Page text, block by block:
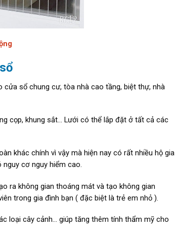
sổ chung cư, tòa nhà cao tầng, biệt thự, nhà
cọp, khung sắt… Lưới có thể lắp đặt ở tất cả các
khác chính vì vậy mà hiện nay có rất nhiều hộ gia
cơ nguy hiểm cao.
ra không gian thoáng mát và tạo không gian
trong gia đình bạn ( đặc biệt là trẻ em nhỏ ).
loại cây cảnh… giúp tăng thêm tính thẩm mỹ cho